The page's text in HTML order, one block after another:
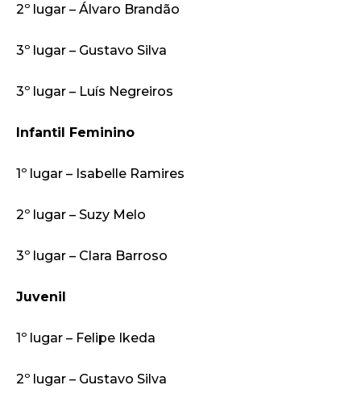
2º lugar – Álvaro Brandão
3º lugar – Gustavo Silva
3º lugar – Luís Negreiros
Infantil Feminino
1º lugar – Isabelle Ramires
2º lugar – Suzy Melo
3º lugar – Clara Barroso
Juvenil
1º lugar – Felipe Ikeda
2º lugar – Gustavo Silva